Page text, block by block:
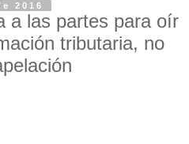
2016
a las partes para oír
tributaria, no